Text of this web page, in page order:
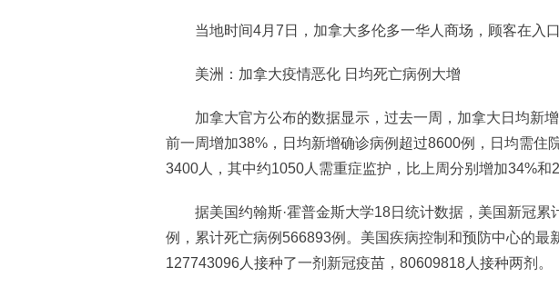
当地时间4月7日，加拿大多伦多一华人商场，顾客在入口
美洲：加拿大疫情恶化 日均死亡病例大增
加拿大官方公布的数据显示，过去一周，加拿大日均新增
前一周增加38%，日均新增确诊病例超过8600例，日均需住
3400人，其中约1050人需重症监护，比上周分别增加34%和
据美国约翰斯·霍普金斯大学18日统计数据，美国新冠累
例，累计死亡病例566893例。美国疾病控制和预防中心的最
127743096人接种了一剂新冠疫苗，80609818人接种两剂。